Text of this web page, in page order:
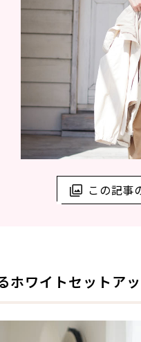
この記事
ホワイトセットア